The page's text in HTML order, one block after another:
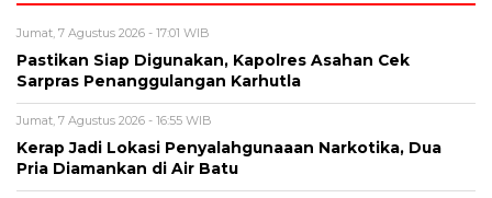
Jumat, 7 Agustus 2026 - 17:01 WIB
Pastikan Siap Digunakan, Kapolres Asahan Cek
Sarpras Penanggulangan Karhutla
Jumat, 7 Agustus 2026 - 16:55 WIB
Kerap Jadi Lokasi Penyalahgunaaan Narkotika, Dua
Pria Diamankan di Air Batu